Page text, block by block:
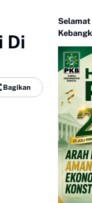
Di
Bagikan